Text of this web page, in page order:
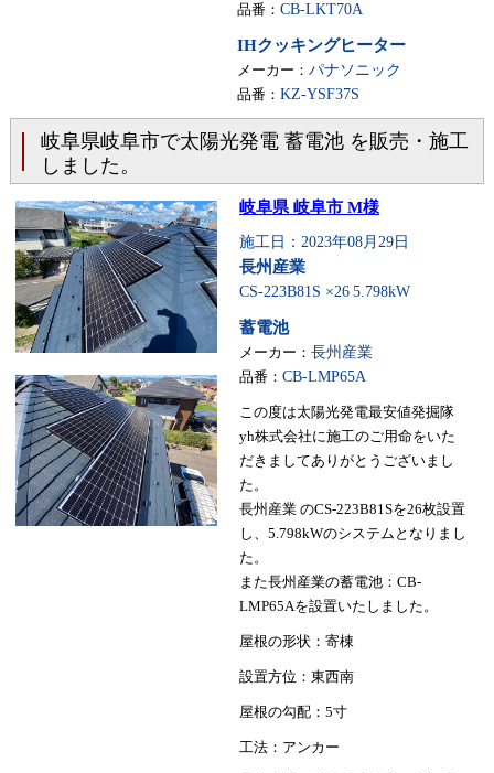
品番： CB-LKT70A
IHクッキングヒーター
メーカー： パナソニック
品番： KZ-YSF37S
岐阜県岐阜市で太陽光発電 蓄電池 を販売・施工
しました。
岐阜県 岐阜市 M様
施工日：2023年08月29日
長州産業
CS-223B81S ×26 5.798kW
蓄電池
メーカー： 長州産業
品番： CB-LMP65A
この度は太陽光発電最安値発掘隊
yh株式会社に施工のご用命をいた
だきましてありがとうございまし
た。
長州産業 のCS-223B81Sを26枚設置
し、5.798kWのシステムとなりまし
た。
また長州産業の蓄電池：CB-
LMP65Aを設置いたしました。
屋根の形状：寄棟
設置方位：東西南
屋根の勾配：5寸
工法：アンカー